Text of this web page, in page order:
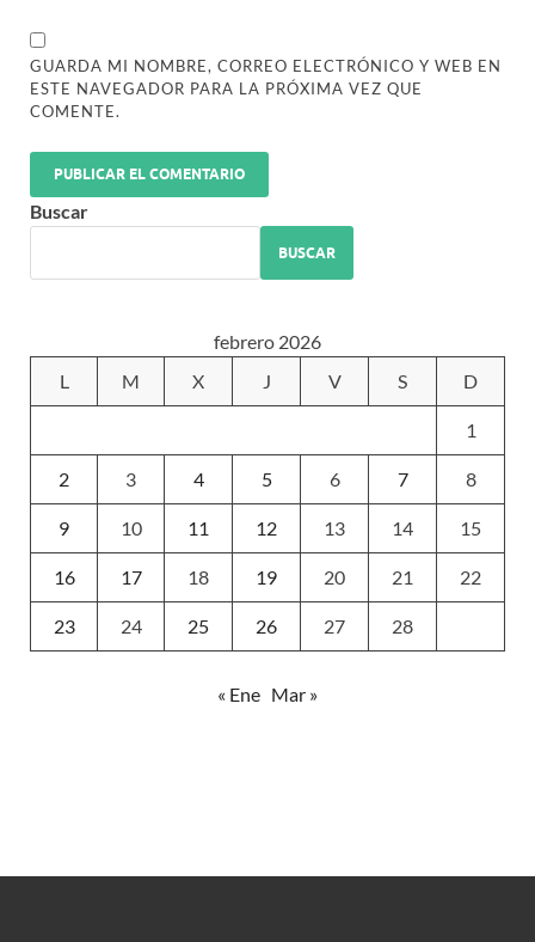
GUARDA MI NOMBRE, CORREO ELECTRÓNICO Y WEB EN
ESTE NAVEGADOR PARA LA PRÓXIMA VEZ QUE
COMENTE.
Buscar
BUSCAR
febrero 2026
L
M X J V S D
1
2 3 4 5 6 7 8
9 10 11 12 13 14 15
16 17 18 19 20 21 22
23 24 25 26 27 28
« Ene Mar »